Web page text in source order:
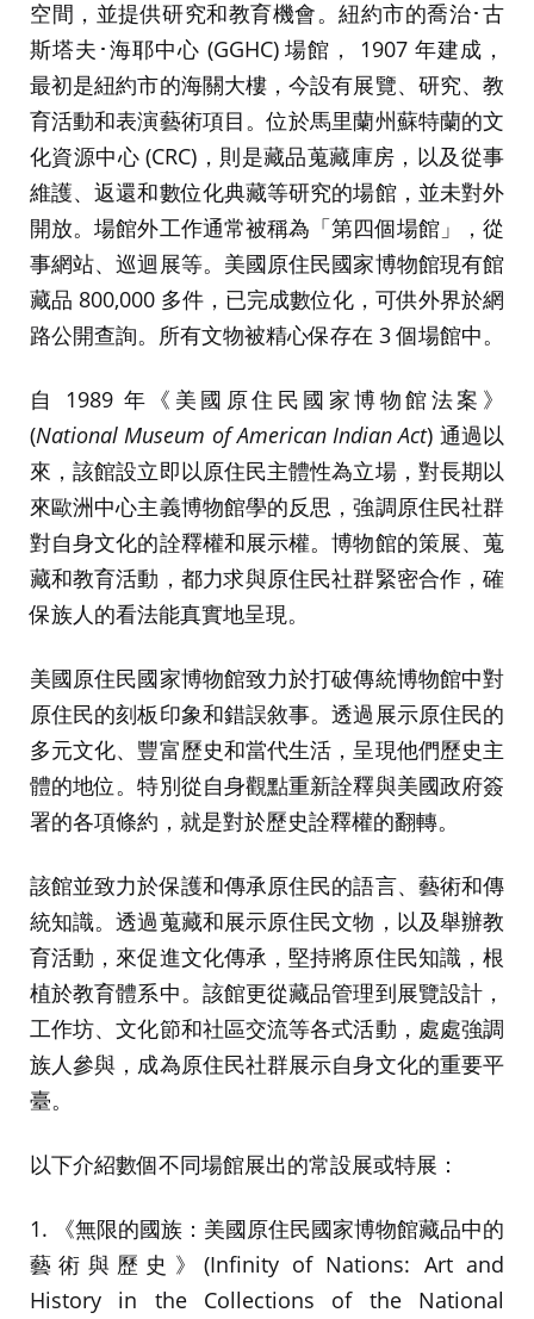
空間，並提供研究和教育機會。紐約市的喬治･古
斯塔夫･海耶中心 (GGHC) 場館， 1907 年建成，
最初是紐約市的海關大樓，今設有展覽、研究、教
育活動和表演藝術項目。位於馬里蘭州蘇特蘭的文
化資源中心 (CRC)，則是藏品蒐藏庫房，以及從事
維護、返還和數位化典藏等研究的場館，並未對外
開放。場館外工作通常被稱為「第四個場館」，從
事網站、巡迴展等。美國原住民國家博物館現有館
藏品 800,000 多件，已完成數位化，可供外界於網
路公開查詢。所有文物被精心保存在 3 個場館中。
自 1989 年《美國原住民國家博物館法案》
(National Museum of American Indian Act) 通過以
來，該館設立即以原住民主體性為立場，對長期以
來歐洲中心主義博物館學的反思，強調原住民社群
對自身文化的詮釋權和展示權。博物館的策展、蒐
藏和教育活動，都力求與原住民社群緊密合作，確
保族人的看法能真實地呈現。
美國原住民國家博物館致力於打破傳統博物館中對
原住民的刻板印象和錯誤敘事。透過展示原住民的
多元文化、豐富歷史和當代生活，呈現他們歷史主
體的地位。特別從自身觀點重新詮釋與美國政府簽
署的各項條約，就是對於歷史詮釋權的翻轉。
該館並致力於保護和傳承原住民的語言、藝術和傳
統知識。透過蒐藏和展示原住民文物，以及舉辦教
育活動，來促進文化傳承，堅持將原住民知識，根
植於教育體系中。該館更從藏品管理到展覽設計，
工作坊、文化節和社區交流等各式活動，處處強調
族人參與，成為原住民社群展示自身文化的重要平
臺。
以下介紹數個不同場館展出的常設展或特展：
1. 《無限的國族：美國原住民國家博物館藏品中的
藝術與歷史》(Infinity of Nations: Art and
History in the Collections of the National